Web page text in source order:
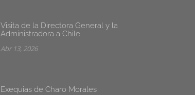
Visita de la Directora General y la
Administradora a Chile
Abr 13, 2026
Exequias de Charo Morales